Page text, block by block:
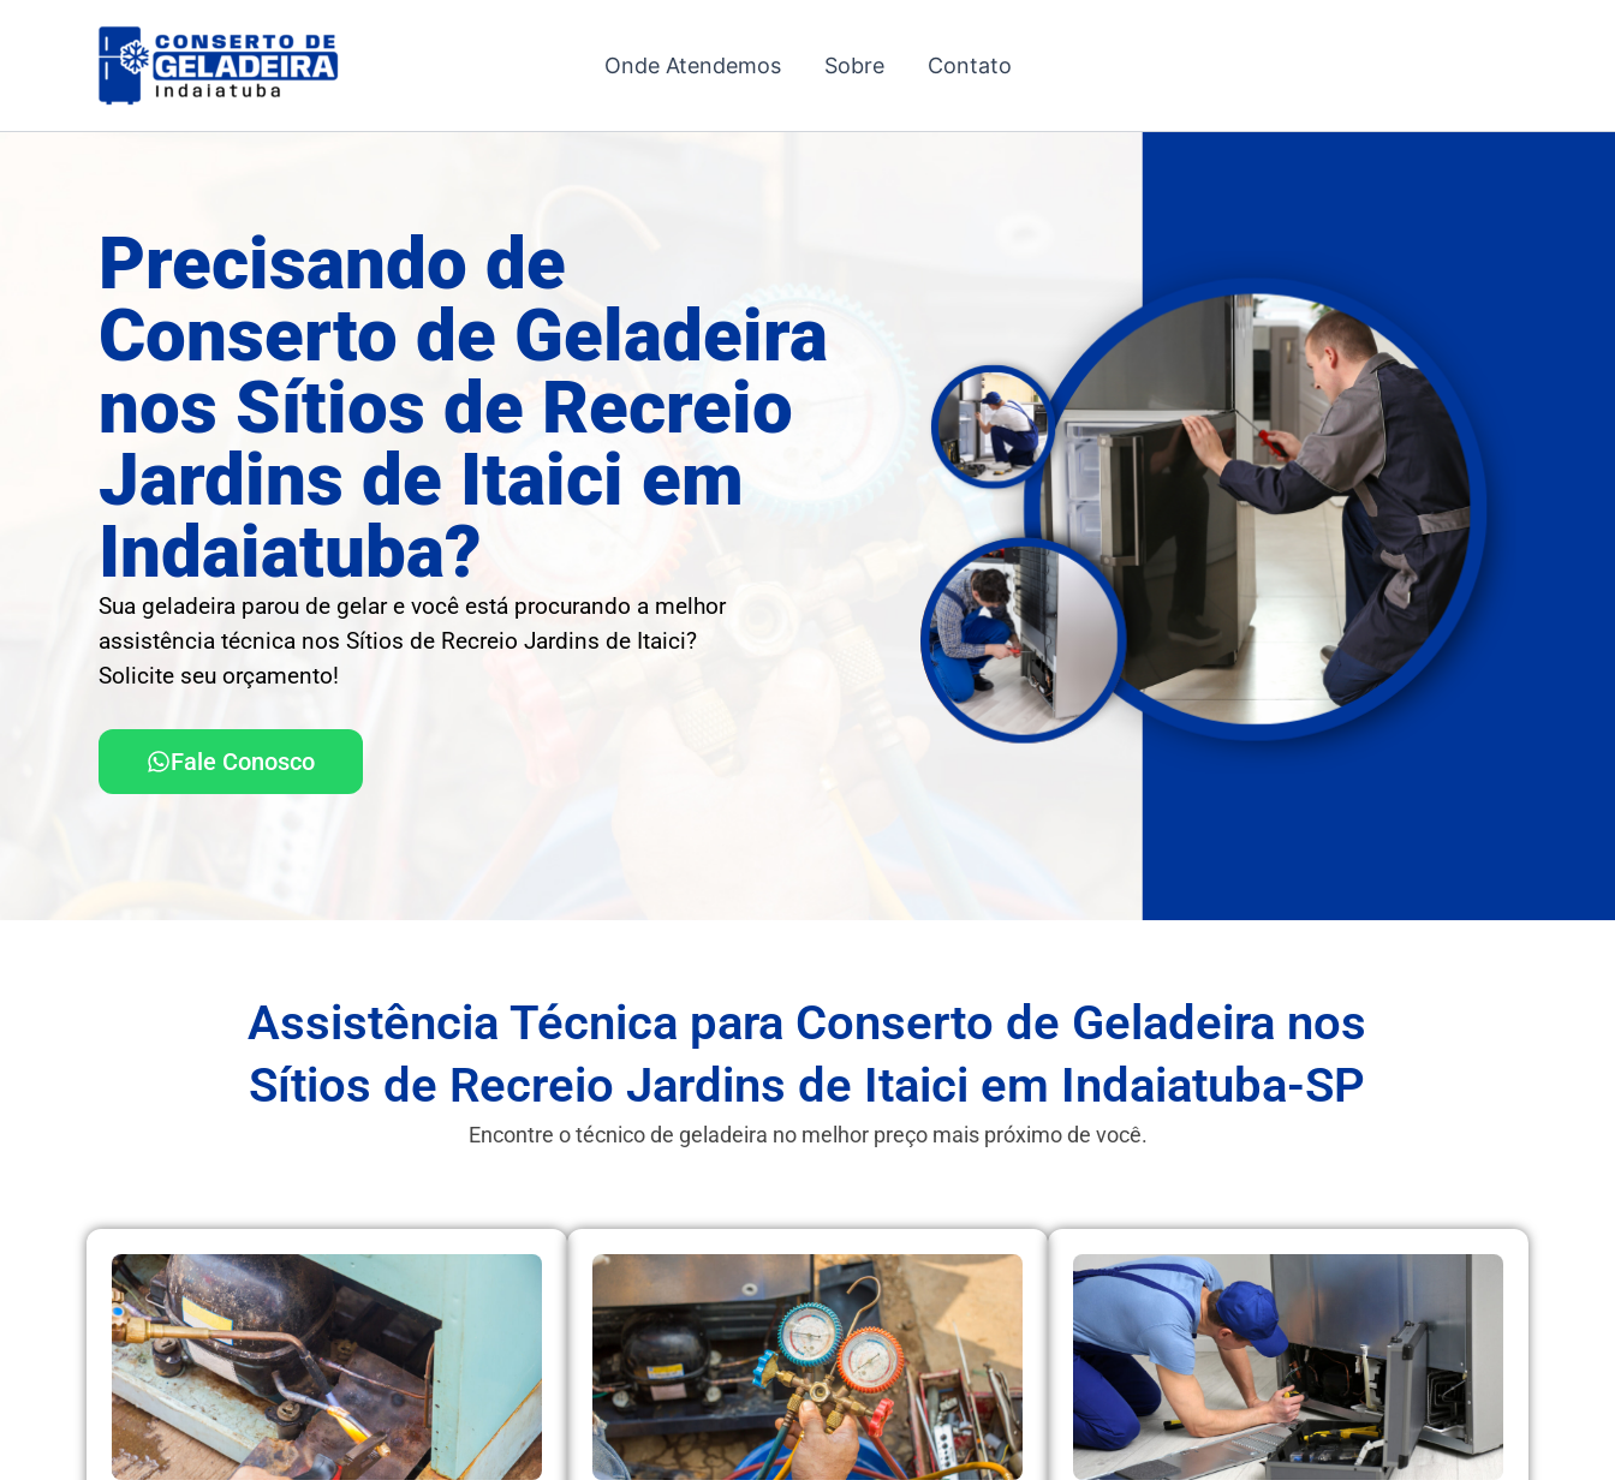
Onde Atendemos Sobre Contato
Precisando de
Conserto de Geladeira
nos Sítios de Recreio
Jardins de Itaici em
Indaiatuba?
Sua geladeira parou de gelar e você está procurando a melhor
assistência técnica nos Sítios de Recreio Jardins de Itaici?
Solicite seu orçamento!
Fale Conosco
Assistência Técnica para Conserto de Geladeira nos
Sítios de Recreio Jardins de Itaici em Indaiatuba-SP
Encontre o técnico de geladeira no melhor preço mais próximo de você.